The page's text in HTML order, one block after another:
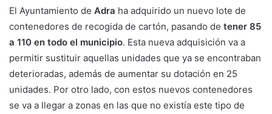
El Ayuntamiento de Adra ha adquirido un nuevo lote de
contenedores de recogida de cartón, pasando de tener 85
a 110 en todo el municipio. Esta nueva adquisición va a
permitir sustituir aquellas unidades que ya se encontraban
deterioradas, además de aumentar su dotación en 25
unidades. Por otro lado, con estos nuevos contenedores
se va a llegar a zonas en las que no existía este tipo de